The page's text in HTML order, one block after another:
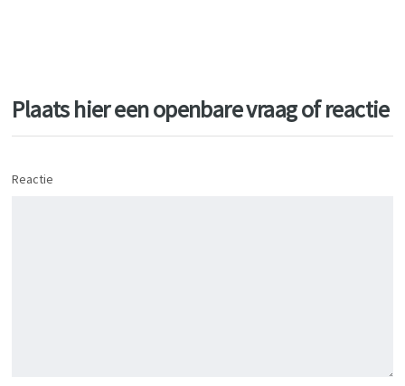
Plaats hier een openbare vraag of reactie
Reactie